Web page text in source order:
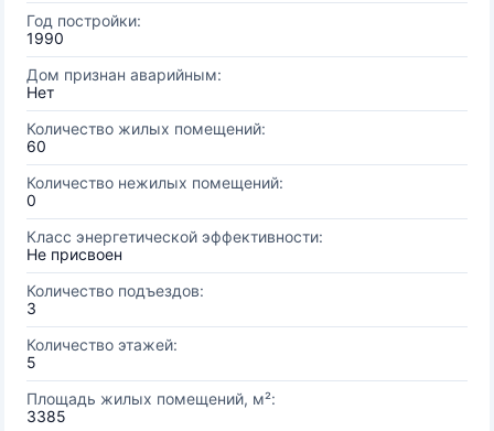
Год постройки:
1990
Дом признан аварийным:
Нет
Количество жилых помещений:
60
Количество нежилых помещений:
0
Класс энергетической эффективности:
Не присвоен
Количество подъездов:
3
Количество этажей:
5
Площадь жилых помещений, м²:
3385